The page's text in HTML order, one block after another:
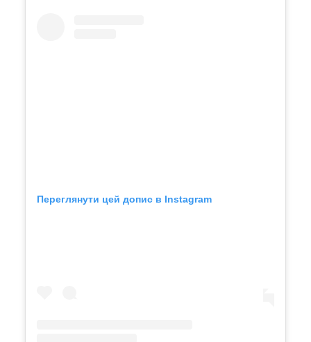
Переглянути цей допис в Instagram